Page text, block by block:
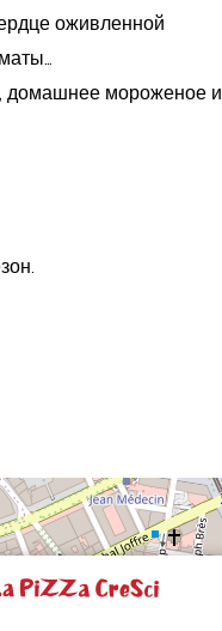
оживленной
домашнее мороженое и